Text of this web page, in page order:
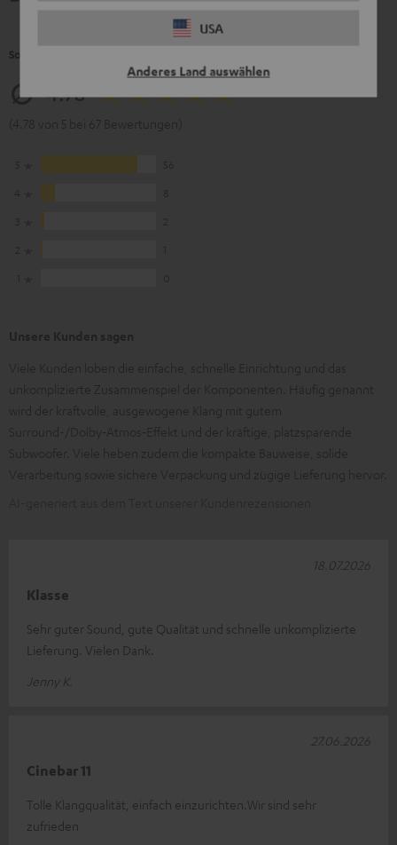
USA
Anderes Land auswählen
So bewerten Kunden dieses Produkt
4.78
Klasse
Sehr guter Sound, gute Qualität und schnelle unkomplizierte
Lieferung. Vielen Dank.
Jenny K.
18.07.2026
Cinebar 11
Tolle Klangqualität, einfach einzurichten.Wir sind sehr
zufrieden
27.06.2026